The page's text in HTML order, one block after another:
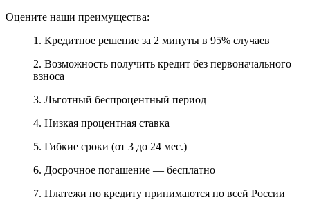
Оцените наши преимущества:
1. Кредитное решение за 2 минуты в 95% случаев
2. Возможность получить кредит без первоначального
взноса
3. Льготный беспроцентный период
4. Низкая процентная ставка
5. Гибкие сроки (от 3 до 24 мес.)
6. Досрочное погашение — бесплатно
7. Платежи по кредиту принимаются по всей России